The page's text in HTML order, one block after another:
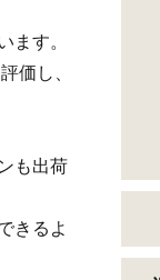
ます。
価し、
も出荷
きるよ